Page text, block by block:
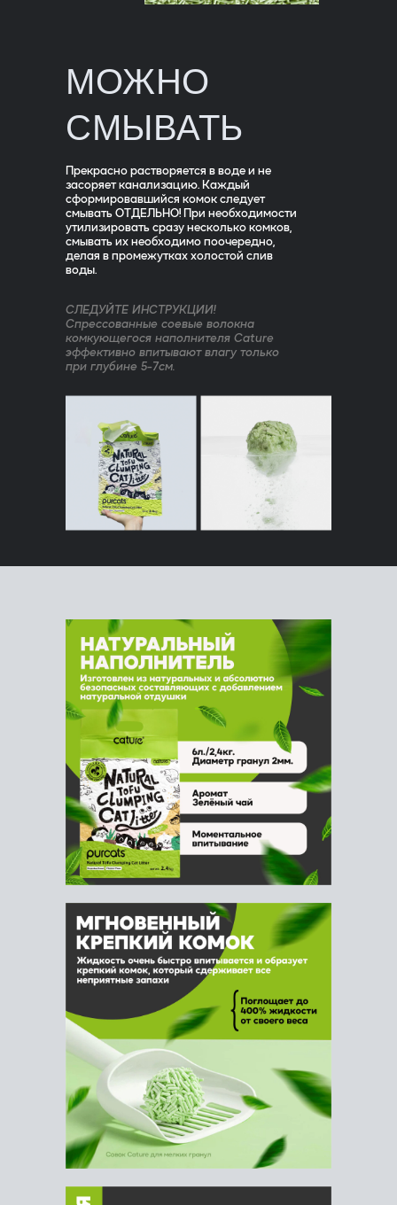
Прекрасно растворяется в воде и не
засоряет канализацию. Каждый
сформировавшийся комок следует
смывать ОТДЕЛЬНО! При необходимости
утилизировать сразу несколько комков,
смывать их необходимо поочередно,
делая в промежутках холостой слив
воды.
МОЖНО
СМЫВАТЬ
СЛЕДУЙТЕ ИНСТРУКЦИИ!
Спрессованные соевые волокна
комкующегося наполнителя Cature
эффективно впитывают влагу только
при глубине 5-7см.